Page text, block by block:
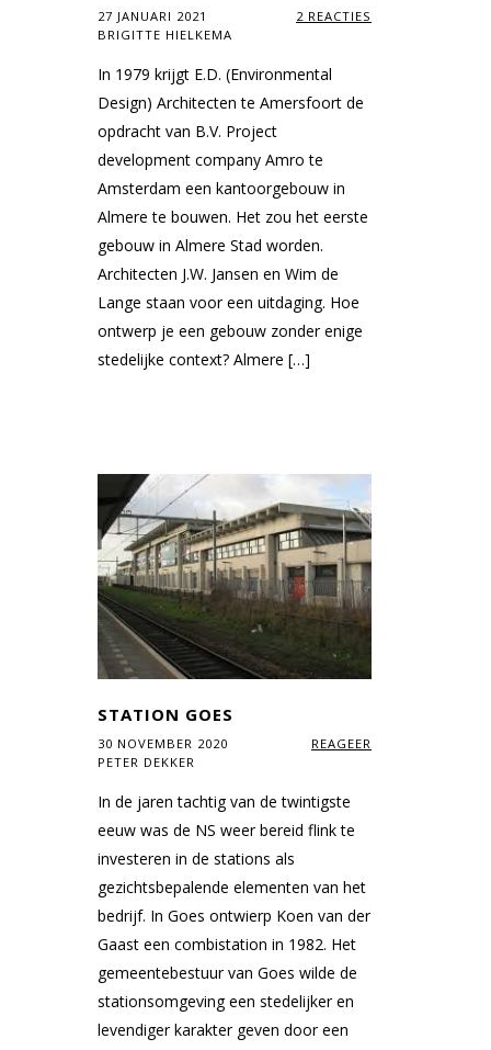
27 JANUARI 2021
2 REACTIES
BRIGITTE HIELKEMA
In 1979 krijgt E.D. (Environmental
Design) Architecten te Amersfoort de
opdracht van B.V. Project
development company Amro te
Amsterdam een kantoorgebouw in
Almere te bouwen. Het zou het eerste
gebouw in Almere Stad worden.
Architecten J.W. Jansen en Wim de
Lange staan voor een uitdaging. Hoe
ontwerp je een gebouw zonder enige
stedelijke context? Almere […]
STATION GOES
30 NOVEMBER 2020
REAGEER
PETER DEKKER
In de jaren tachtig van de twintigste
eeuw was de NS weer bereid flink te
investeren in de stations als
gezichtsbepalende elementen van het
bedrijf. In Goes ontwierp Koen van der
Gaast een combistation in 1982. Het
gemeentebestuur van Goes wilde de
stationsomgeving een stedelijker en
levendiger karakter geven door een